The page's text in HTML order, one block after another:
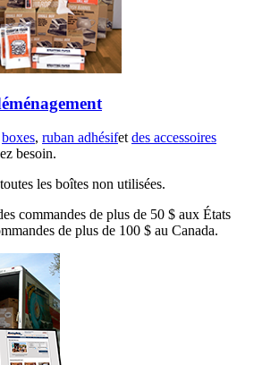
boxes, ruban adhésifetdes accessoires
besoin.
les boîtes non utilisées.
commandes de plus de 50 $ aux États
de plus de 100 $ au Canada.